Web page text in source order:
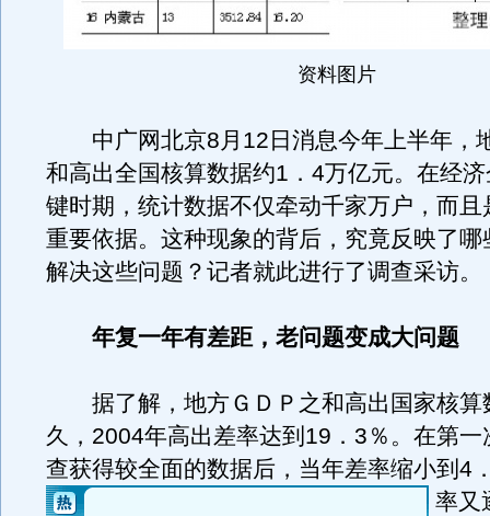
资料图片
中广网北京8月12日消息今年上半年，
和高出全国核算数据约1．4万亿元。在经
键时期，统计数据不仅牵动千家万户，而且
重要依据。这种现象的背后，究竟反映了哪
解决这些问题？记者就此进行了调查采访。
年复一年有差距，老问题变成大问题
据了解，地方ＧＤＰ之和高出国家核算
久，2004年高出差率达到19．3％。在第一
查获得较全面的数据后，当年差率缩小到4
率又